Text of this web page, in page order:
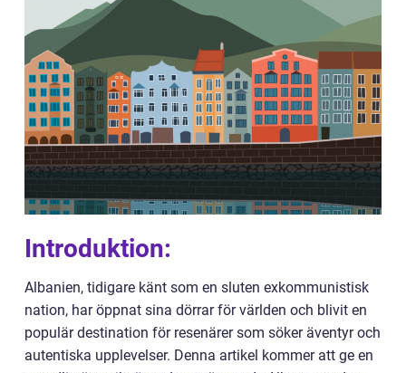
Introduktion:
Albanien, tidigare känt som en sluten exkommunistisk
nation, har öppnat sina dörrar för världen och blivit en
populär destination för resenärer som söker äventyr och
autentiska upplevelser. Denna artikel kommer att ge en